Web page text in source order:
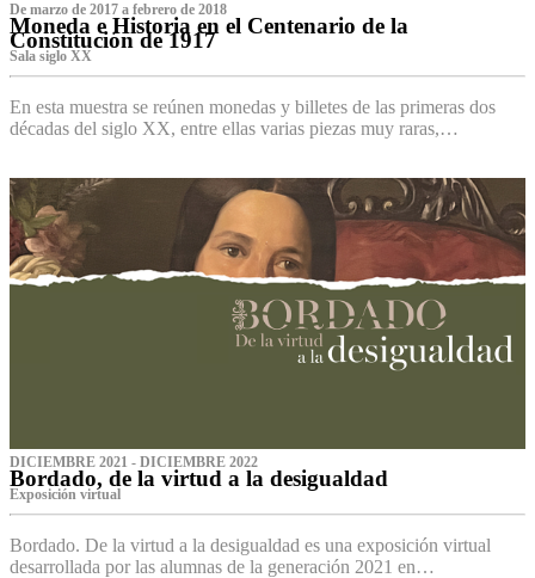
De marzo de 2017 a febrero de 2018
Moneda e Historia en el Centenario de la
Constitución de 1917
Sala siglo XX
En esta muestra se reúnen monedas y billetes de las primeras dos
décadas del siglo XX, entre ellas varias piezas muy raras,…
DICIEMBRE 2021 - DICIEMBRE 2022
Bordado, de la virtud a la desigualdad
Exposición virtual‌
Bordado. De la virtud a la desigualdad es una exposición virtual
desarrollada por las alumnas de la generación 2021 en…